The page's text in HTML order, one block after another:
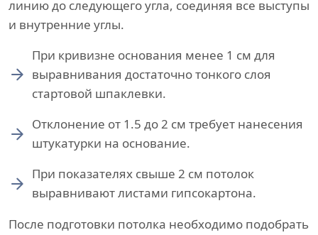
линию до следующего угла, соединяя все выступы
и внутренние углы.
При кривизне основания менее 1 см для
выравнивания достаточно тонкого слоя
стартовой шпаклевки.
Отклонение от 1.5 до 2 см требует нанесения
штукатурки на основание.
При показателях свыше 2 см потолок
выравнивают листами гипсокартона.
После подготовки потолка необходимо подобрать